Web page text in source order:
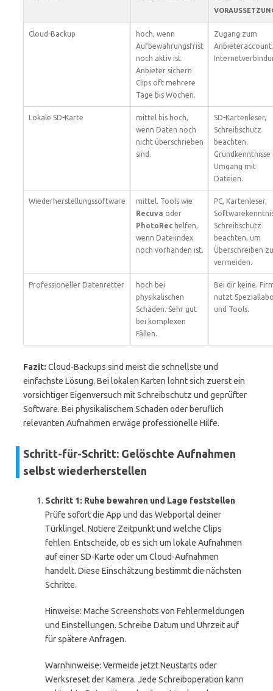
Cloud-Backup
hoch, wenn
Aufbewahrungsfrist
noch aktiv ist.
Anbieter sichern
Clips oft mehrere
Tage bis Wochen.
Zugang zum
Anbieteraccount.
Lokale SD-Karte
mittel bis hoch,
wenn Daten noch
nicht überschrieben
sind.
SD-Kartenleser,
Schreibschutz
beachten.
Grundkenntnisse
Umgang mit
Dateien.
Wiederherstellungssoftware
mittel. Tools wie
Recuva oder
PhotoRec helfen,
wenn Dateiindex
noch vorhanden ist.
PC, Kartenleser,
Schreibschutz
beachten, um
Überschreiben zu
vermeiden.
Professioneller Datenretter
hoch bei
physikalischen
Schäden. Sehr gut
bei komplexen
Fällen.
Bei dir keine.
nutzt
und Tools.
Fazit: Cloud-Backups sind meist die schnellste und
einfachste Lösung. Bei lokalen Karten lohnt sich zuerst ein
vorsichtiger Eigenversuch mit Schreibschutz und geprüfter
Software. Bei physikalischem Schaden oder beruflich
relevanten Aufnahmen erwäge professionelle Hilfe.
Schritt-für-Schritt: Gelöschte Aufnahmen
selbst wiederherstellen
Schritt 1: Ruhe bewahren und Lage feststellen
Prüfe sofort die App und das Webportal deiner
Türklingel. Notiere Zeitpunkt und welche Clips
fehlen. Entscheide, ob es sich um lokale Aufnahmen
auf einer SD-Karte oder um Cloud-Aufnahmen
handelt. Diese Einschätzung bestimmt die nächsten
Schritte.
Hinweise: Mache Screenshots von Fehlermeldungen
und Einstellungen. Schreibe Datum und Uhrzeit auf
für spätere Anfragen.
Warnhinweise: Vermeide jetzt Neustarts oder
Werksreset der Kamera. Jede Schreiboperation kann